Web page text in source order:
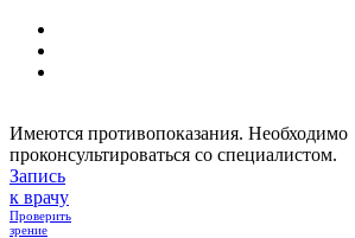
Имеются противопоказания. Необходимо
проконсультироваться со специалистом.
Запись
к врачу
Проверить
зрение